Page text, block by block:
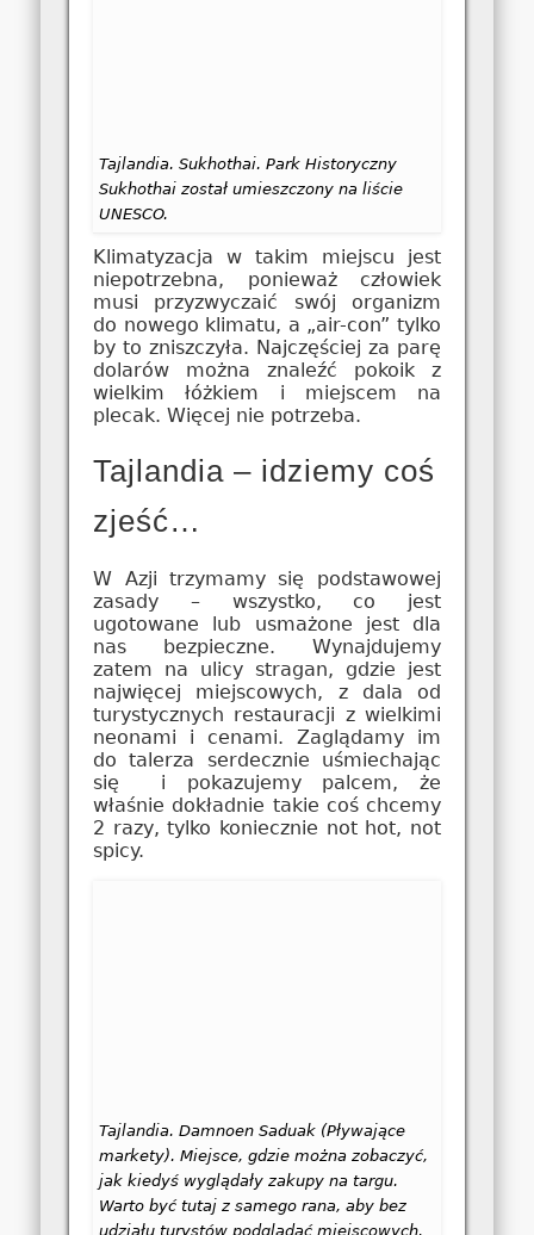
Tajlandia. Sukhothai. Park Historyczny
Sukhothai został umieszczony na liście
UNESCO.
Klimatyzacja w takim miejscu jest
niepotrzebna, ponieważ człowiek
musi przyzwyczaić swój organizm
do nowego klimatu, a „air-con” tylko
by to zniszczyła. Najczęściej za parę
dolarów można znaleźć pokoik z
wielkim łóżkiem i miejscem na
plecak. Więcej nie potrzeba.
Tajlandia – idziemy coś
zjeść…
W Azji trzymamy się podstawowej
zasady – wszystko, co jest
ugotowane lub usmażone jest dla
nas bezpieczne. Wynajdujemy
zatem na ulicy stragan, gdzie jest
najwięcej miejscowych, z dala od
turystycznych restauracji z wielkimi
neonami i cenami. Zaglądamy im
do talerza serdecznie uśmiechając
się i pokazujemy palcem, że
właśnie dokładnie takie coś chcemy
2 razy, tylko koniecznie not hot, not
spicy.
Tajlandia. Damnoen Saduak (Pływające
markety). Miejsce, gdzie można zobaczyć,
jak kiedyś wyglądały zakupy na targu.
Warto być tutaj z samego rana, aby bez
udziału turystów podglądać miejscowych.